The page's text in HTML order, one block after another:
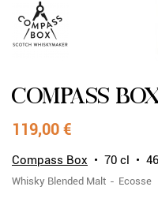
RUPTURE DE STOCK
COMPASS
119,00 €
Compass Box 70 cl
Whisky Blended Malt Ecosse